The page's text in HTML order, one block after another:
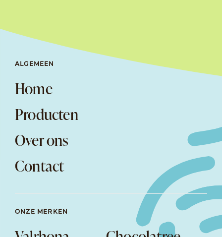
ALGEMEEN
Home
Producten
Over ons
Contact
ONZE MERKEN